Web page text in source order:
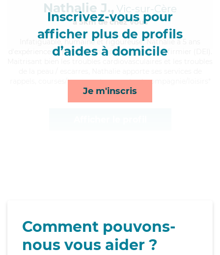
Inscrivez-vous pour
afficher plus de profils
d’aides à domicile
Je m'inscris
Nathalie J., Vic-sur-Cère
à 5km de chez Vous
, humaine et rigoureuse, Nathalie a 5 ans
d'expérience et possède un diplôme d'Etat d'infirmier (DEI).
rappels, courses/livraison, transports et compagnie/loisirs*
Comment pouvons-
nous vous aider ?